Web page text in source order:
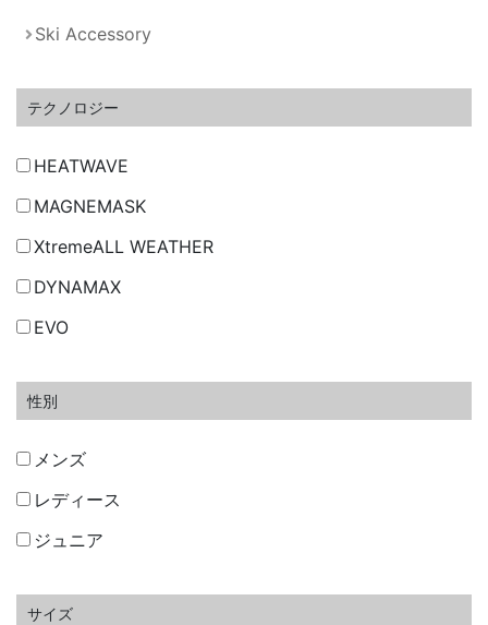
Ski Accessory
テクノロジー
HEATWAVE
MAGNEMASK
XtremeALL WEATHER
DYNAMAX
EVO
性別
メンズ
レディース
ジュニア
サイズ